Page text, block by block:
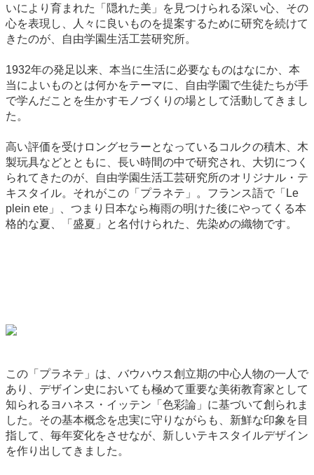
いにより育まれた「隠れた美」を見つけられる深い心、その
心を表現し、人々に良いものを提案するために研究を続けて
きたのが、自由学園生活工芸研究所。
1932年の発足以来、本当に生活に必要なものはなにか、本
当によいものとは何かをテーマに、自由学園で生徒たちが手
で学んだことを生かすモノづくりの場として活動してきまし
た。
高い評価を受けロングセラーとなっているコルクの積木、木
製玩具などとともに、長い時間の中で研究され、大切につく
られてきたのが、自由学園生活工芸研究所のオリジナル・テ
キスタイル。それがこの「プラネテ」。フランス語で「Le
plein ete」、つまり日本なら梅雨の明けた後にやってくる本
格的な夏、「盛夏」と名付けられた、先染めの織物です。
この「プラネテ」は、バウハウス創立期の中心人物の一人で
あり、デザイン史においても極めて重要な美術教育家として
知られるヨハネス・イッテン「色彩論」に基づいて創られま
した。その基本概念を忠実に守りながらも、新鮮な印象を目
指して、毎年変化をさせなが、新しいテキスタイルデザイン
を作り出してきました。